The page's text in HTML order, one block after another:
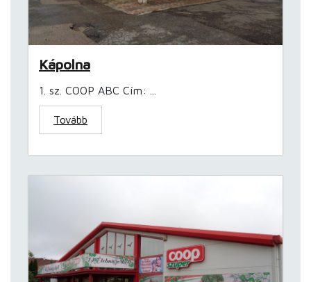
Kápolna
1. sz. COOP ABC Cím: ...
Tovább